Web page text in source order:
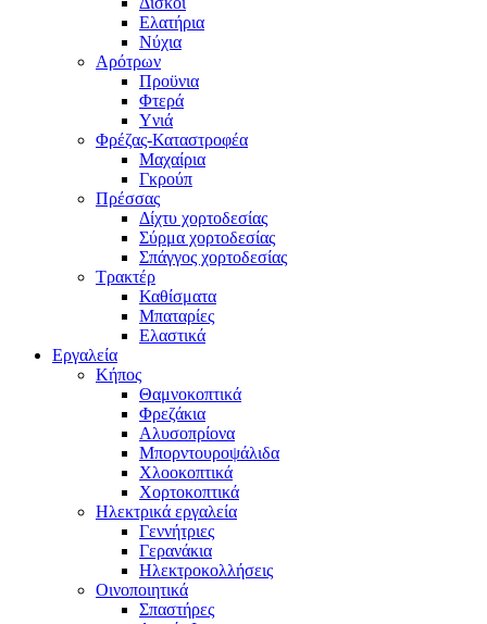
Ελατήρια
Νύχια
Αρότρων
Προϋνια
Φτερά
Υνιά
Φρέζας-Καταστροφέα
Mαχαίρια
Γκρούπ
Πρέσσας
Δίχτυ χορτοδεσίας
Σύρμα χορτοδεσίας
Σπάγγος χορτοδεσίας
Τρακτέρ
Καθίσματα
Μπαταρίες
Ελαστικά
Εργαλεία
Κήπος
Θαμνοκοπτικά
Φρεζάκια
Aλυσοπρίονα
Μπορντουροψάλιδα
Χλοοκοπτικά
Χορτοκοπτικά
Ηλεκτρικά εργαλεία
Γεννήτριες
Γερανάκια
Ηλεκτροκολλήσεις
Οινοποιητικά
Σπαστήρες